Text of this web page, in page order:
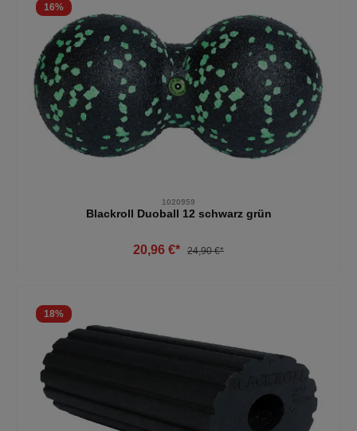
16%
1020959
Blackroll Duoball 12 schwarz grün
20,96 €* 24,90 €*
18%